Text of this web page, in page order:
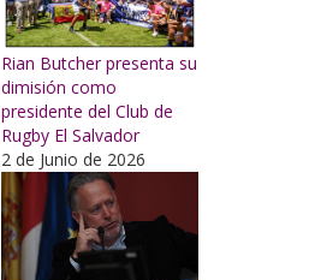
Rian Butcher presenta su
dimisión como
presidente del Club de
Rugby El Salvador
2 de Junio de 2026